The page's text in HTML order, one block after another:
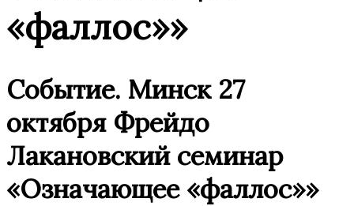
«фаллос»»
Событие. Минск 27
октября Фрейдо
Лакановский семинар
«Означающее «фаллос»»